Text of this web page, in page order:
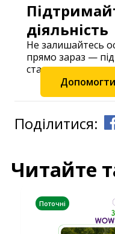
діяльність
Не залишайтесь
прямо зараз —
станьте частиною
Допомогти
Поділитися:
Читайте
Поточні